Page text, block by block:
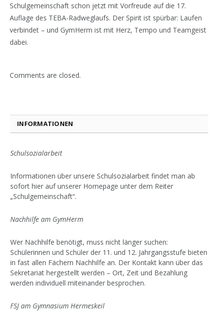
Schulgemeinschaft schon jetzt mit Vorfreude auf die 17.
Auflage des TEBA-Radweglaufs. Der Spirit ist spürbar: Laufen
verbindet – und GymHerm ist mit Herz, Tempo und Teamgeist
dabei.
Comments are closed.
INFORMATIONEN
Schulsozialarbeit
Informationen über unsere Schulsozialarbeit findet man ab
sofort hier auf unserer Homepage unter dem Reiter
„Schulgemeinschaft“.
Nachhilfe am GymHerm
Wer Nachhilfe benötigt, muss nicht länger suchen:
Schülerinnen und Schüler der 11. und 12. Jahrgangsstufe bieten
in fast allen Fächern Nachhilfe an. Der Kontakt kann über das
Sekretariat hergestellt werden – Ort, Zeit und Bezahlung
werden individuell miteinander besprochen.
FSJ am Gymnasium Hermeskeil